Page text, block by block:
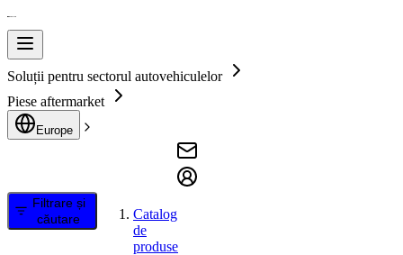
Soluții pentru sectorul autovehiculelor
Piese aftermarket
Europe
Filtrare și
căutare
Catalog
de
produse